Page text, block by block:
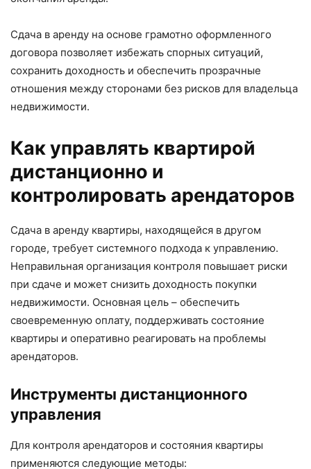
Сдача в аренду на основе грамотно оформленного
договора позволяет избежать спорных ситуаций,
сохранить доходность и обеспечить прозрачные
отношения между сторонами без рисков для владельца
недвижимости.
Как управлять квартирой
дистанционно и
контролировать арендаторов
Сдача в аренду квартиры, находящейся в другом
городе, требует системного подхода к управлению.
Неправильная организация контроля повышает риски
при сдаче и может снизить доходность покупки
недвижимости. Основная цель – обеспечить
своевременную оплату, поддерживать состояние
квартиры и оперативно реагировать на проблемы
арендаторов.
Инструменты дистанционного
управления
Для контроля арендаторов и состояния квартиры
применяются следующие методы: